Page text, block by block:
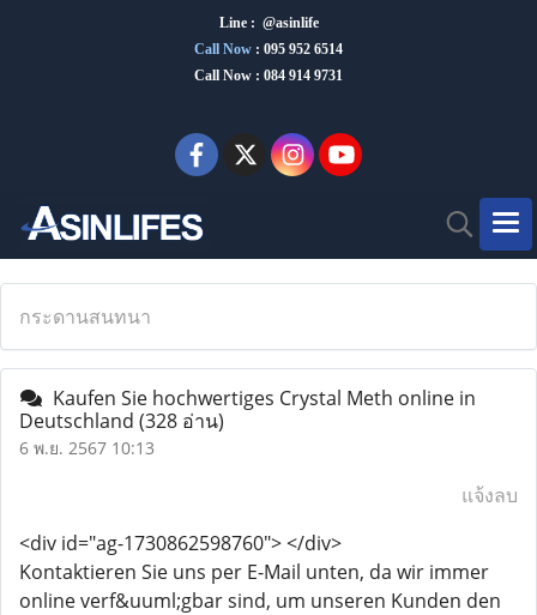
Line : @asinlife
Call Now : 095 952 6514
Call Now : 084 914 9731
กระดานสนทนา
Kaufen Sie hochwertiges Crystal Meth online in
Deutschland (328 อ่าน)
6 พ.ย. 2567 10:13
แจ้งลบ
<div id="ag-1730862598760"> </div>
Kontaktieren Sie uns per E-Mail unten, da wir immer
online verf&uuml;gbar sind, um unseren Kunden den